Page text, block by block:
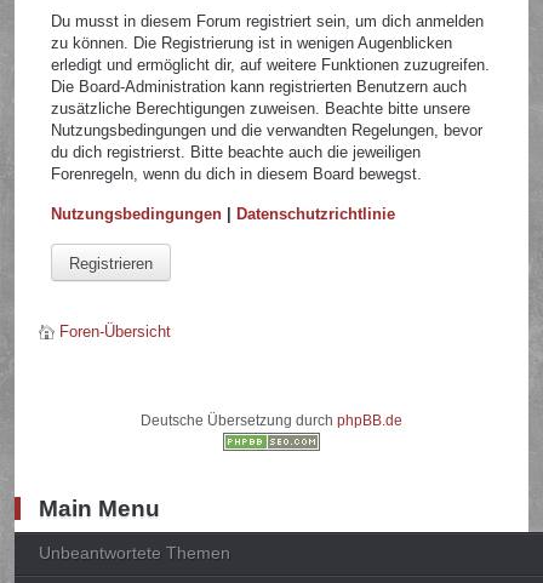
Du musst in diesem Forum registriert sein, um dich anmelden
zu können. Die Registrierung ist in wenigen Augenblicken
erledigt und ermöglicht dir, auf weitere Funktionen zuzugreifen.
Die Board-Administration kann registrierten Benutzern auch
zusätzliche Berechtigungen zuweisen. Beachte bitte unsere
Nutzungsbedingungen und die verwandten Regelungen, bevor
du dich registrierst. Bitte beachte auch die jeweiligen
Forenregeln, wenn du dich in diesem Board bewegst.
Nutzungsbedingungen |Datenschutzrichtlinie
Registrieren
Foren-Übersicht
Deutsche Übersetzung durch phpBB.de
Main Menu
Unbeantwortete Themen